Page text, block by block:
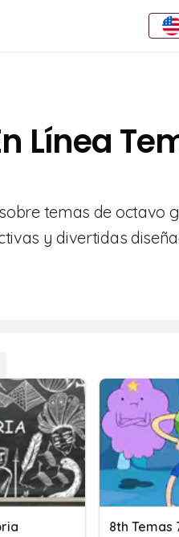
Línea
temas de octavo
y divertidas
8th Temas